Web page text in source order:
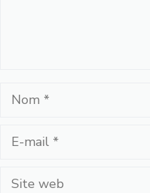
Nom
Site